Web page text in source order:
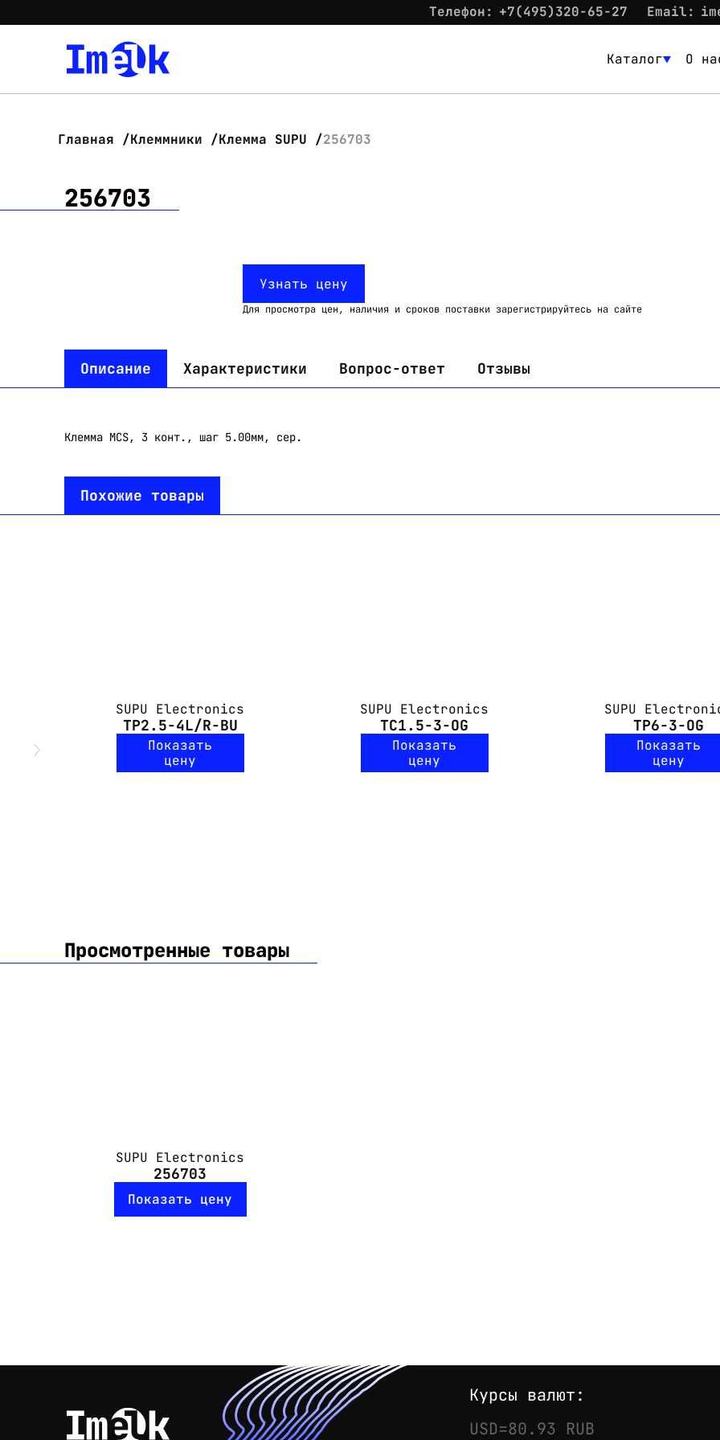
Телефон: +7(495)320-65-27 Email:
Каталог
О
Email: imelk@imelk.ru
Главная Клеммники Клемма SUPU 256703
256703
Узнать цену
Для просмотра цен, наличия и сроков поставки зарегистрируйтесь на сайте
Описание Характеристики Вопрос-ответ Отзывы
Клемма MCS, 3 конт., шаг 5.00мм, сер.
Похожие товары
SUPU Electronics
TP2.5-4L/R-BU
Показать
цену
SUPU Electronics
TC1.5-3-OG
Показать
цену
SUPU
TP6-3-OG
Показать
цену
Просмотренные товары
SUPU Electronics
256703
Показать цену
Курсы валют:
USD=80.93 RUB